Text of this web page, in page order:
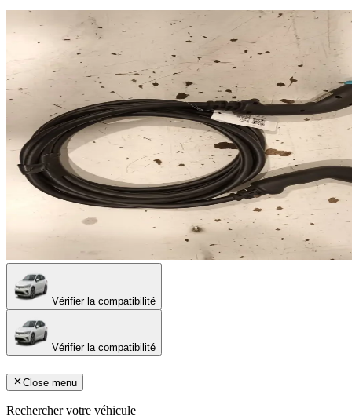
Vérifier la compatibilité
Vérifier la compatibilité
Close menu
Rechercher votre véhicule